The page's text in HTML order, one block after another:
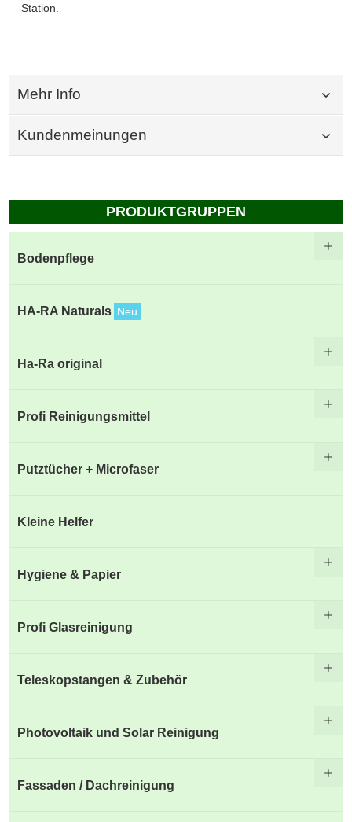
Station.
Mehr Info
Kundenmeinungen
PRODUKTGRUPPEN
Bodenpflege
HA-RA Naturals Neu
Ha-Ra original
Profi Reinigungsmittel
Putztücher + Microfaser
Kleine Helfer
Hygiene & Papier
Profi Glasreinigung
Teleskopstangen & Zubehör
Photovoltaik und Solar Reinigung
Fassaden / Dachreinigung